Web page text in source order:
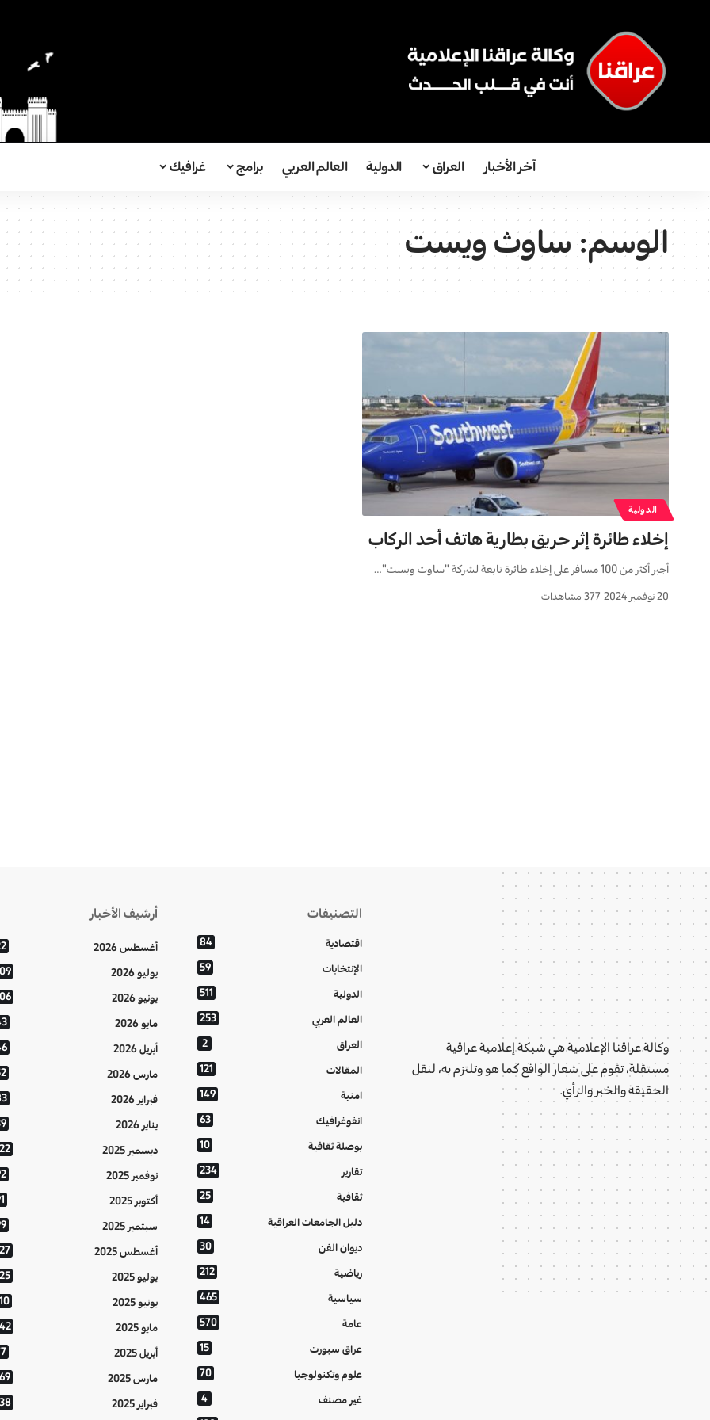
آخر الأخبار العراق الدولية العالم العربي برامج غرافيك
الوسم:ساوث ويست
الدولية
إخلاء طائرة إثر حريق بطارية هاتف أحد الركاب
أجبر أكثر من 100 مسافر على إخلاء طائرة تابعة لشركة "ساوث ويست"…
20 نوفمبر 2024 377 مشاهدات
وكالة عراقنا الإعلامية هي شبكة إعلامية عراقية
مستقلة، تقوم على شعار الواقع كما هو وتلتزم به، لنقل
الحقيقة والخبر والرأي.
التصنيفات
اقتصادية 84
الإنتخابات 59
الدولية 511
العالم العربي 253
العراق 2
المقالات 121
امنية 149
انفوغرافيك 63
بوصلة ثقافية 10
تقارير 234
ثقافية 25
دليل الجامعات العراقية 14
ديوان الفن 30
رياضية 212
سياسية 465
عامة 570
عراق سبورت 15
علوم وتكنولوجيا 70
غير مصنف 4
أرشيف الأخبار
أغسطس 2026
يوليو 2026
يونيو 2026
مايو 2026
أبريل 2026
مارس 2026
فبراير 2026
يناير 2026
ديسمبر 2025
نوفمبر 2025
أكتوبر 2025
سبتمبر 2025
أغسطس 2025
يوليو 2025
يونيو 2025
مايو 2025
أبريل 2025
مارس 2025
فبراير 2025